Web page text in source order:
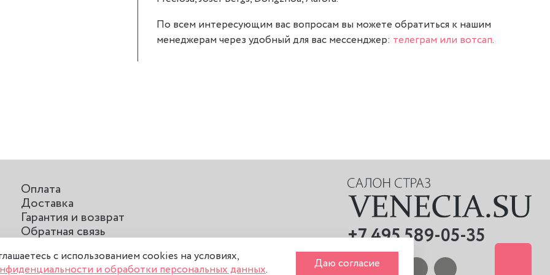
По всем интересующим вас вопросам вы можете обратиться к нашим
менеджерам через удобный для вас мессенджер: телеграм или вотсап.
Оплата
Доставка
Гарантия и возврат
Обратная связь +7 495 589-05-35
с использованием cookies на условиях,
и обработки персональных данных. Даю согласие